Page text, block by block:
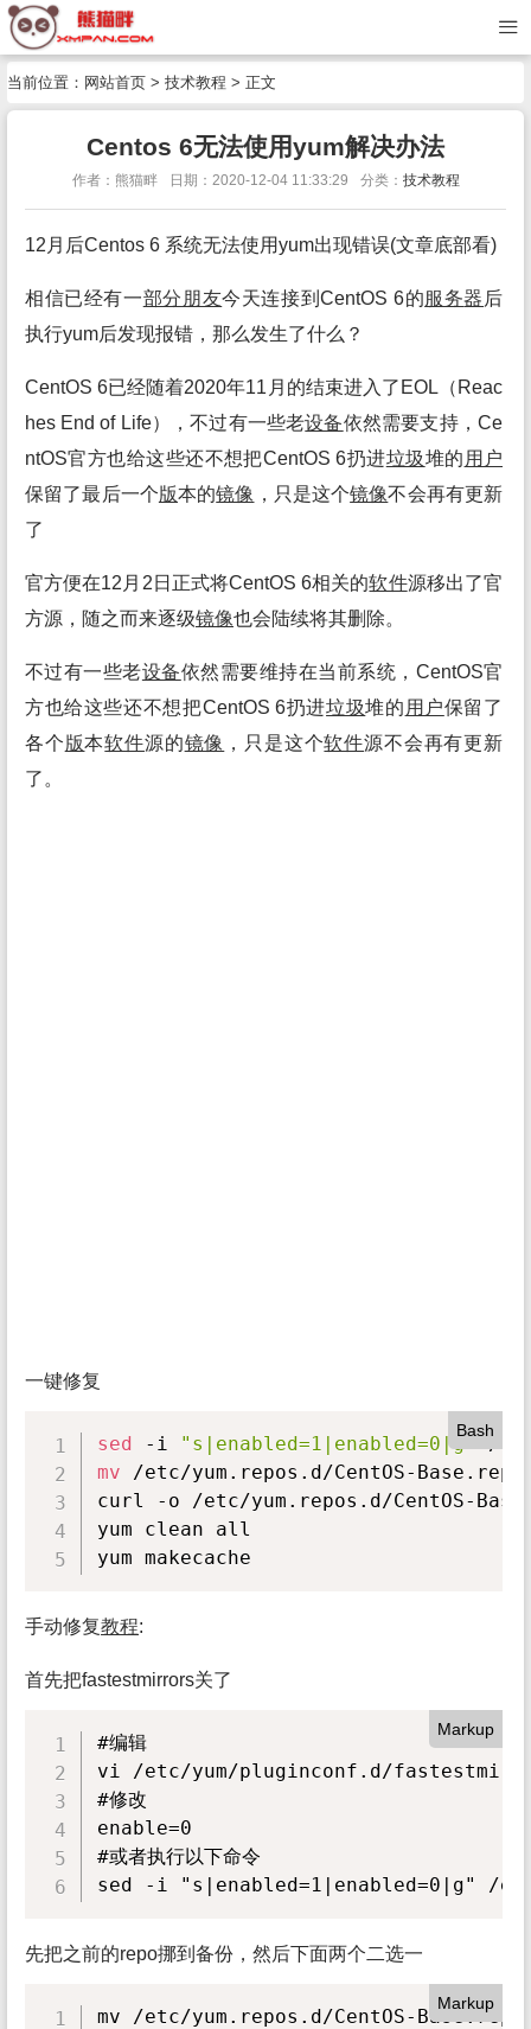
当前位置： 网站首页 > 技术教程 > 正文
Centos 6无法使用yum解决办法
作者：熊猫畔 日期：2020-12-04 11:33:29 分类： 技术教程
12月后Centos 6 系统无法使用yum出现错误(文章底部看)
相信已经有一部分 朋友今天连接到CentOS 6的服务器 后
执行yum后发现报错，那么发生了什么？
CentOS 6已经随着2020年11月的结束进入了EOL（Reac
hes End of Life），不过有一些老设备依然需要支持，Ce
ntOS官方也给这些还不想把CentOS 6扔进垃圾堆的 用户
保留了最后一个版本的镜像 ，只是这个镜像不会再有更新
了
官方便在12月2日正式将CentOS 6相关的软件源移出了官
方源，随之而来逐级镜像也会陆续将其删除。
不过有一些老设备依然需要维持在当前系统，CentOS官
方也给这些还不想把CentOS 6扔进垃圾堆的 用户保留了
各个版本软件源的镜像 ，只是这个软件源不会再有更新
了。
一键修复
Bash
sed -i
"s|enabled=1|enabled=0|g"
mv /etc/yum.repos.d/CentOS-
curl -o /etc/yum.repos.d/CentOS-
yum clean all
yum makecache
手动修复教程:
首先把fastestmirrors关了
Markup
#编辑
vi /etc/yum/pluginconf.d/
#修改
enable=0
#或者执行以下命令
sed -i "s|enabled=1|enabled=0|g" /
先把之前的repo挪到备份，然后下面两个二选一
Markup
mv /etc/yum.repos.d/CentOS-